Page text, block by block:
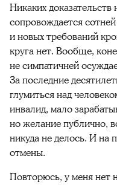
Никаких
сопровождается
и новых требований
круга нет. Вообще,
не симпатичней
За последние
глумиться над
инвалид, мало
но желание публично,
никуда не делось. И на
отмены.
Повторюсь, у меня нет